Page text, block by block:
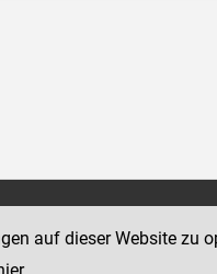
18-20
der
auf dieser Website